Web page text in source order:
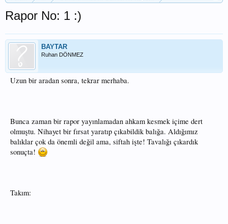
Rapor No: 1 :)
BAYTAR
Ruhan DÖNMEZ
Uzun bir aradan sonra, tekrar merhaba.
Bunca zaman bir rapor yayınlamadan ahkam kesmek içime dert
olmuştu. Nihayet bir fırsat yaratıp çıkabildik balığa. Aldığımız
balıklar çok da önemli değil ama, siftah işte! Tavalığı çıkardık
sonuçta!
Takım: